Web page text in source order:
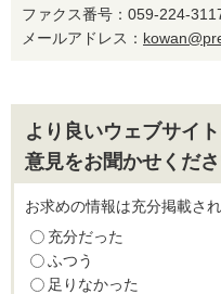
ファクス番号：059-224-
メールアドレス：
より良いウェブサイ
意見をお聞かせくだ
お求めの情報は充分掲載さ
充分だった
ふつう
足りなかった